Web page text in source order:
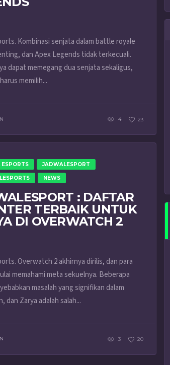
Kombinasi senjata dalam battle royale
dan Apex Legends tidak terkecuali.
dapat memegang dua senjata sekaligus,
memilih...
4 23
JADWALESPORT
NEWS
: DAFTAR
TERBAIK UNTUK
DI OVERWATCH 2
Overwatch 2 akhirnya dirilis, dan para
memahami meta sekuelnya. Beberapa
masalah yang signifikan dalam
dan Zarya adalah salah...
3 20